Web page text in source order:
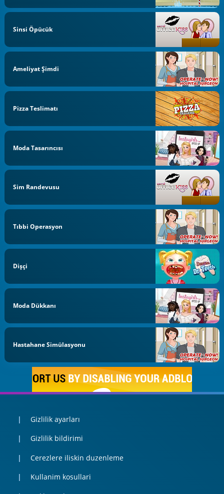
Sinsi Öpücük
Ameliyat Şimdi
Pizza Teslimatı
Moda Tasarıncısı
Sim Randevusu
Tıbbi Operasyon
Dişçi
Moda Dükkanı
Hastahane Simülasyonu
Gizlilik ayarları
Gizlilik bildirimi
Cerezlere iliskin duzenleme
Kullanim kosullari